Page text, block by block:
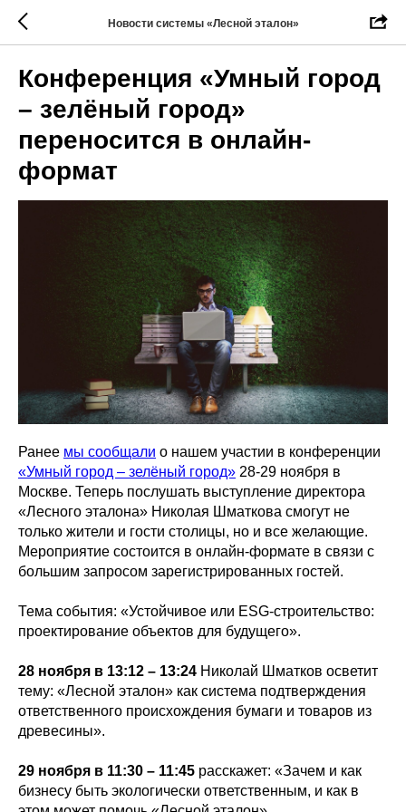
Новости системы «Лесной эталон»
Конференция «Умный город
– зелёный город»
переносится в онлайн-
формат
Ранее мы сообщали о нашем участии в конференции
«Умный город – зелёный город» 28-29 ноября в
Москве. Теперь послушать выступление директора
«Лесного эталона» Николая Шматкова смогут не
только жители и гости столицы, но и все желающие.
Мероприятие состоится в онлайн-формате в связи с
большим запросом зарегистрированных гостей.
Тема события: «Устойчивое или ESG-строительство:
проектирование объектов для будущего».
28 ноября в 13:12 – 13:24 Николай Шматков осветит
тему: «Лесной эталон» как система подтверждения
ответственного происхождения бумаги и товаров из
древесины».
29 ноября в 11:30 – 11:45 расскажет: «Зачем и как
бизнесу быть экологически ответственным, и как в